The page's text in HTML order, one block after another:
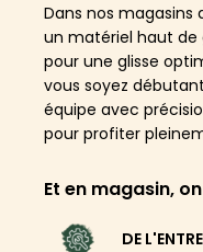
Dans nos magasins
un matériel haut
pour une glisse
vous soyez
équipe avec
pour profiter
Et en magasin,
DE